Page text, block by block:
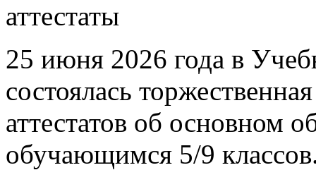
аттестаты
25 июня 2026 года в
состоялась
аттестатов об основном
обучающимся 5/9